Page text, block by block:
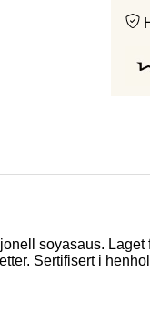
soyasaus.
Sertifisert i